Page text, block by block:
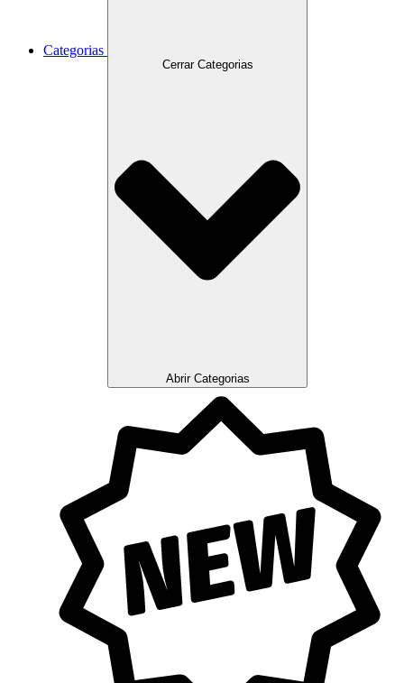
Categorias
Cerrar Categorias
Abrir Categorias